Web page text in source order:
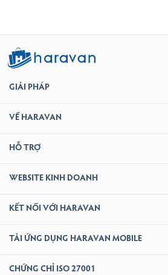
GIẢI PHÁP
VỀ HARAVAN
HỖ TRỢ
WEBSITE KINH DOANH
KẾT NỐI VỚI HARAVAN
TẢI ỨNG DỤNG HARAVAN MOBILE
CHỨNG CHỈ ISO 27001